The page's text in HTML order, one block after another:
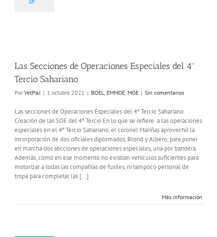
Las Secciones de Operaciones Especiales del 4º
Tercio Sahariano
Por VetPac | 1 octubre 2021 | BOEL, EMMOE, MOE | Sin comentarios
Las secciones de Operaciones Especiales del 4º Tercio Sahariano
Creación de las SOE del 4º Tercio En lo que se refiere a las operaciones
especiales en el 4º Tercio Sahariano, el coronel Mariñas aprovechó la
incorporación de dos oficiales diplomados, Blond y Albero, para poner
en marcha dos secciones de operaciones especiales, una por bandera.
Además, como en ese momento no existían vehículos suficientes para
motorizar a todas las compañías de fusiles, ni tampoco personal de
tropa para completar las [...]
Más información